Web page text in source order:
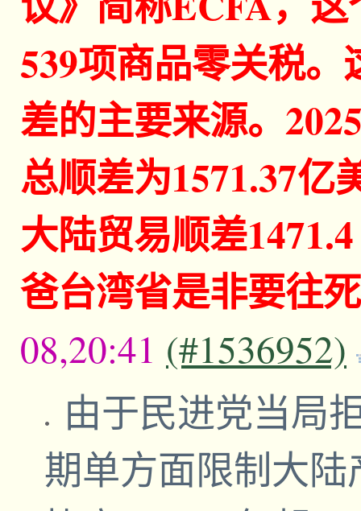
539项商品零关税
差的主要来源。
总顺差为1571.37亿
大陆贸易顺差
爸台湾省是非要往
08,20:41 (#1536952)
由于民进党当局
期单方面限制大